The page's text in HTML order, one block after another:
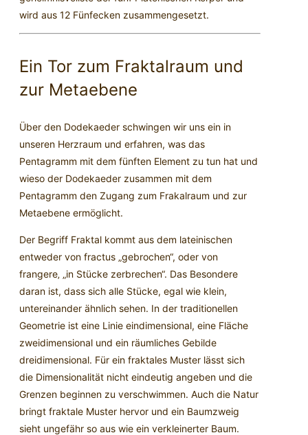
wird aus 12 Fünfecken zusammengesetzt.
Ein Tor zum Fraktalraum und
zur Metaebene
Über den Dodekaeder schwingen wir uns ein in
unseren Herzraum und erfahren, was das
Pentagramm mit dem fünften Element zu tun hat und
wieso der Dodekaeder zusammen mit dem
Pentagramm den Zugang zum Frakalraum und zur
Metaebene ermöglicht.
Der Begriff Fraktal kommt aus dem lateinischen
entweder von fractus „gebrochen“, oder von
frangere‚ „in Stücke zerbrechen“. Das Besondere
daran ist, dass sich alle Stücke, egal wie klein,
untereinander ähnlich sehen. In der traditionellen
Geometrie ist eine Linie eindimensional, eine Fläche
zweidimensional und ein räumliches Gebilde
dreidimensional. Für ein fraktales Muster lässt sich
die Dimensionalität nicht eindeutig angeben und die
Grenzen beginnen zu verschwimmen. Auch die Natur
bringt fraktale Muster hervor und ein Baumzweig
sieht ungefähr so aus wie ein verkleinerter Baum.